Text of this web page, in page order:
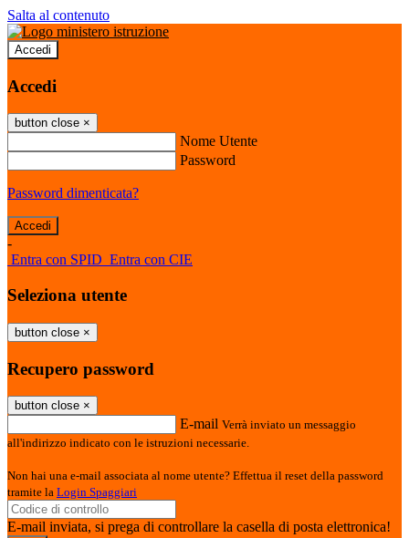
Salta al contenuto
Accedi
Accedi
button close ×
Nome Utente
Password
Password dimenticata?
-
Entra con SPID Entra con CIE
Seleziona utente
button close ×
Recupero password
button close ×
E-mail Verrà inviato un messaggio
all'indirizzo indicato con le istruzioni necessarie.
Non hai una e-mail associata al nome utente? Effettua il reset della password
tramite la Login Spaggiari
E-mail inviata, si prega di controllare la casella di posta elettronica!